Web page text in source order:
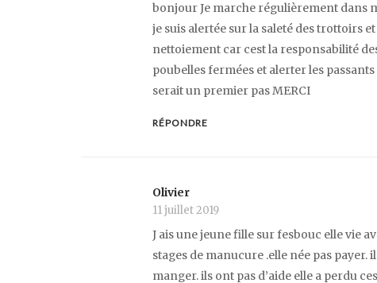
bonjour Je marche régulièrement dans
je suis alertée sur la saleté des trottoirs
nettoiement car cest la responsabilité
poubelles fermées et alerter les
serait un premier pas MERCI
RÉPONDRE
Olivier
11 juillet 2019
J ais une jeune fille sur fesbouc elle vie
stages de manucure .elle née pas
manger. ils ont pas d’aide elle a perdu